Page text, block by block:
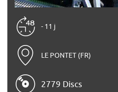
- 11 j
LE PONTET (FR)
2779 Discs